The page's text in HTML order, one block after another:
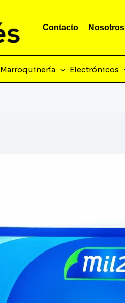
Contacto Nosotros
Marroquinería Electrónicos